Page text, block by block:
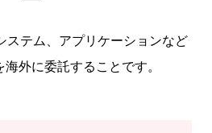
ステム、アプリケーションなど
海外に委託することです。